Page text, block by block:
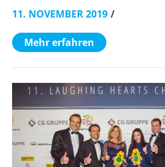
11. NOVEMBER 2019
Mehr erfahren